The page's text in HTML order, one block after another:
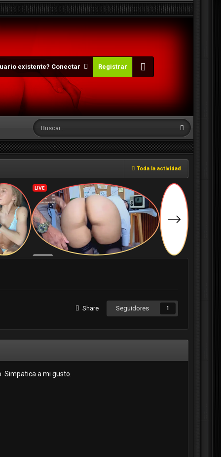
existente? Conectar Registrar
Toda la actividad
Share Seguidores 1
Simpatica a mi gusto.